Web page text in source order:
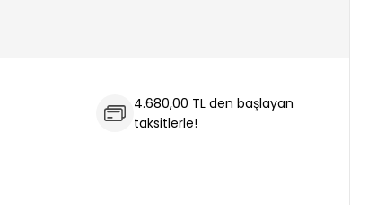
4.680,00 TL den başlayan
taksitlerle!